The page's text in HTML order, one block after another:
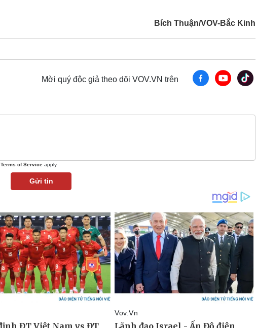
Bích Thuận/VOV-Bắc Kinh
Mời quý độc giả theo dõi VOV.VN trên
Terms of Service apply.
Gửi tin